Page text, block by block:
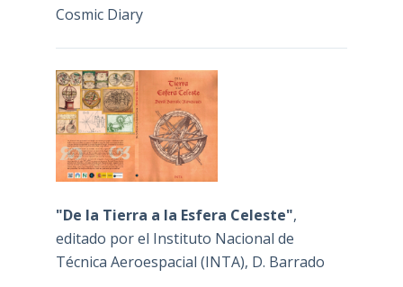
Cosmic Diary
"De la Tierra a la Esfera Celeste",
editado por el Instituto Nacional de
Técnica Aeroespacial (INTA), D. Barrado